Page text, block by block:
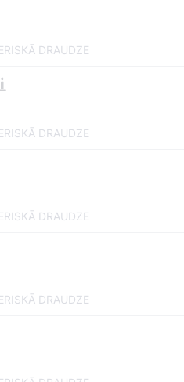
DRAUDZE
DRAUDZE
DRAUDZE
DRAUDZE